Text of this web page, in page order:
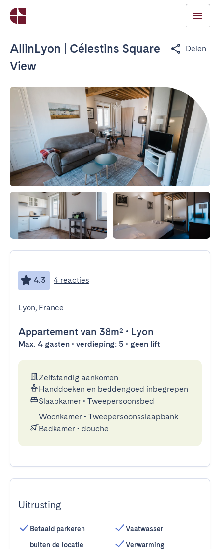
AllinLyon | Célestins Square
View
Delen
4.3 4 reacties
Lyon, France
Appartement van 38m² • Lyon
Max. 4 gasten • verdieping: 5 • geen lift
Zelfstandig aankomen
Handdoeken en beddengoed inbegrepen
Slaapkamer • Tweepersoonsbed
Woonkamer • Tweepersoonsslaapbank
Badkamer • douche
Uitrusting
Betaald parkeren
buiten de locatie
Vaatwasser
Verwarming